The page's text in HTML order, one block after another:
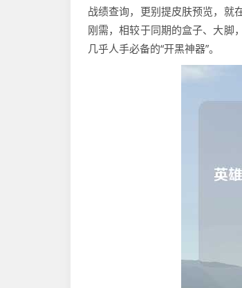
战绩查询，更别提皮肤预览，就
刚需，相较于同期的盒子、大脚
几乎人手必备的“开黑神器”。